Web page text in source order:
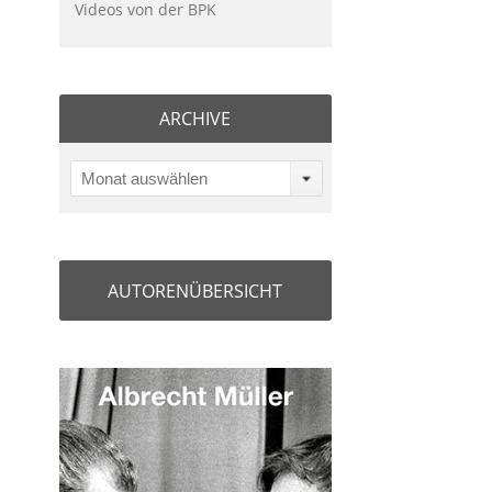
Videos von der BPK
ARCHIVE
Monat auswählen
AUTORENÜBERSICHT